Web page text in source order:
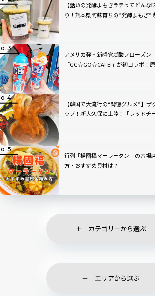
【話題の発酵よもぎラテってどん
り！熊本県阿蘇育ちの“発酵よもぎ”
アメリカ発・新感覚炭酸フローズン
「GO☆GO☆CAFE!」が初コラボ！
【韓国で大流行の“背徳グルメ”】
ップ！新大久保に上陸！「レッドチ
行列「楊國福マーラータン」の穴場
方・おすすめ具材は？
カテゴリーから選ぶ
エリアから選ぶ